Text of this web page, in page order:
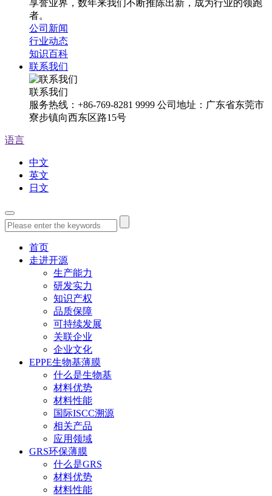
享誉业界，数年来我们不断推陈出新，成为行业的领跑
者。
公司新闻
行业动态
知识百科
联系我们
联系我们
服务热线：+86-769-8281 9999 公司地址：广东省东莞市
寮步镇向西东区路15号
语言
中文
英文
日文
首页
走进开源
生产能力
研发实力
知识产权
品质保障
可持续发展
关联企业
企业文化
EPPE生物基薄膜
什么是生物基
材料优势
材料性能
国际ISCC溯源
相关产品
应用领域
GRS环保薄膜
什么是GRS
材料优势
材料性能